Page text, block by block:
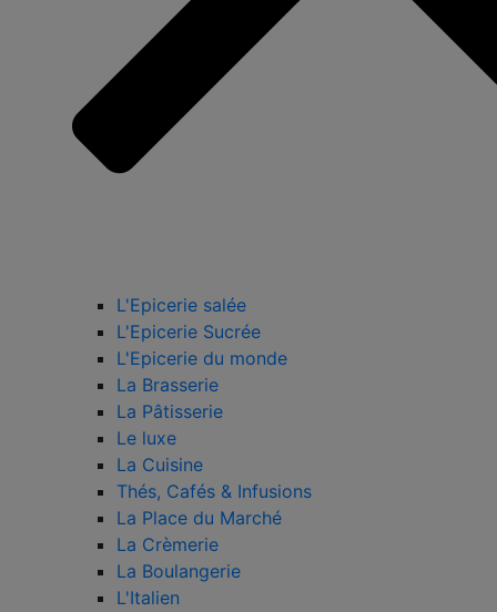
L'Epicerie salée
L'Epicerie Sucrée
L'Epicerie du monde
La Brasserie
La Pâtisserie
Le luxe
La Cuisine
Thés, Cafés & Infusions
La Place du Marché
La Crèmerie
La Boulangerie
L'Italien